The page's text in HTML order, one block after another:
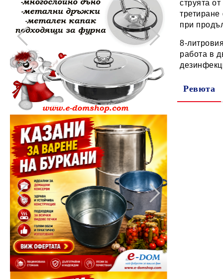
струята
при
8-
работа в
Ревюта